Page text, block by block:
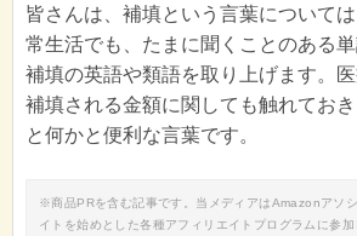
皆さんは、補填という言葉について
常生活でも、たまに聞くことのある
補填の英語や類語を取り上げます。医
補填される金額に関しても触れてお
と何かと便利な言葉です。
※商品PRを含む記事です。当メディアはAmazonアソ
イトを始めとした各種アフィリエイトプログラムに参